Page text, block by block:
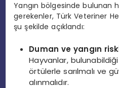
Yangın bölgesinde bulunan
gerekenler, Türk Veteriner
şu şekilde açıklandı:
Duman ve yangın
Hayvanlar,
örtülerle sarılmalı ve
alınmalıdır.